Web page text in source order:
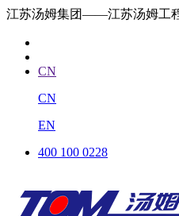
江苏汤姆集团——江苏汤姆工
CN
CN
EN
400 100 0228